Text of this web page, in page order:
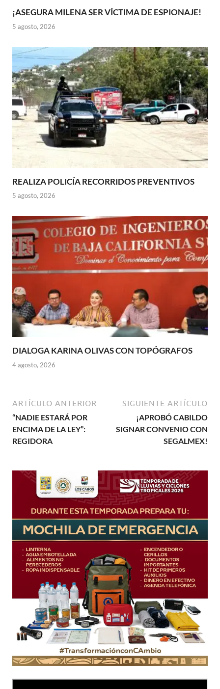
¡ASEGURA MILENA SER VÍCTIMA DE ESPIONAJE!
5 agosto, 2026
REALIZA POLICÍA RECORRIDOS PREVENTIVOS
5 agosto, 2026
DIALOGA KARINA OLIVAS CON TOPÓGRAFOS
4 agosto, 2026
ARTÍCULO ANTERIOR
“NADIE ESTARÁ POR
ENCIMA DE LA LEY”:
REGIDORA
SIGUIENTE ARTÍCULO
¡APROBÓ CABILDO
SIGNAR CONVENIO CON
SEGALMEX!